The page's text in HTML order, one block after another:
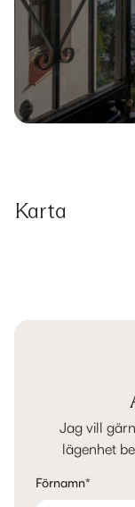
Karta
Jag vill
lägenhet
Förnamn*